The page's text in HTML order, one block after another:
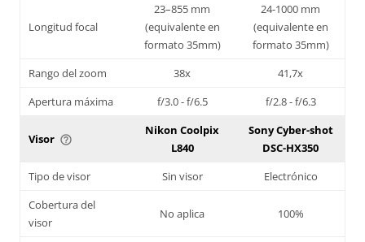
Longitud focal
23–855 mm
(equivalente en
formato 35mm)
24-1000 mm
(equivalente en
formato 35mm)
Rango del zoom
38x
41,7x
Apertura máxima
f/3.0 - f/6.5 f/2.8 - f/6.3
Visor help_outline
Nikon Coolpix
L840
Sony Cyber-shot
DSC-HX350
Tipo de visor
Sin visor
Electrónico
Cobertura del
visor
No aplica 100%